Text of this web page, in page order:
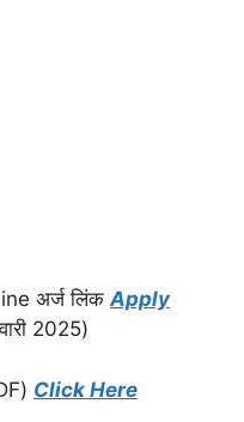
अर्ज लिंकApply
2025)
Click Here